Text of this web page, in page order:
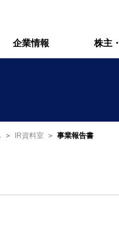
企業情報 株主
IR資料室 事業報告書